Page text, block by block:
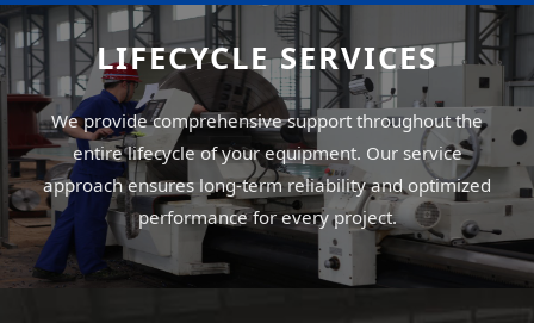
LIFECYCLE SERVICES
We provide comprehensive support throughout the
entire lifecycle of your equipment. Our service
approach ensures long-term reliability and optimized
performance for every project.